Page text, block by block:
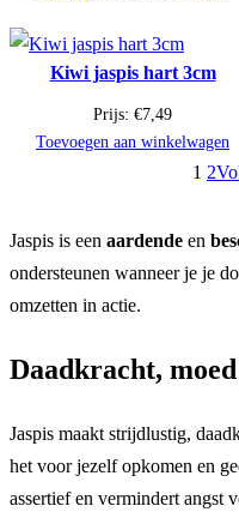
Kiwi jaspis hart 3cm
Prijs: €7,49
Toevoegen aan winkelwagen
1 2
Jaspis is een aardende en
ondersteunen wanneer je je
omzetten in actie.
Daadkracht,
Jaspis maakt strijdlustig,
het voor jezelf opkomen en
assertief en vermindert angst